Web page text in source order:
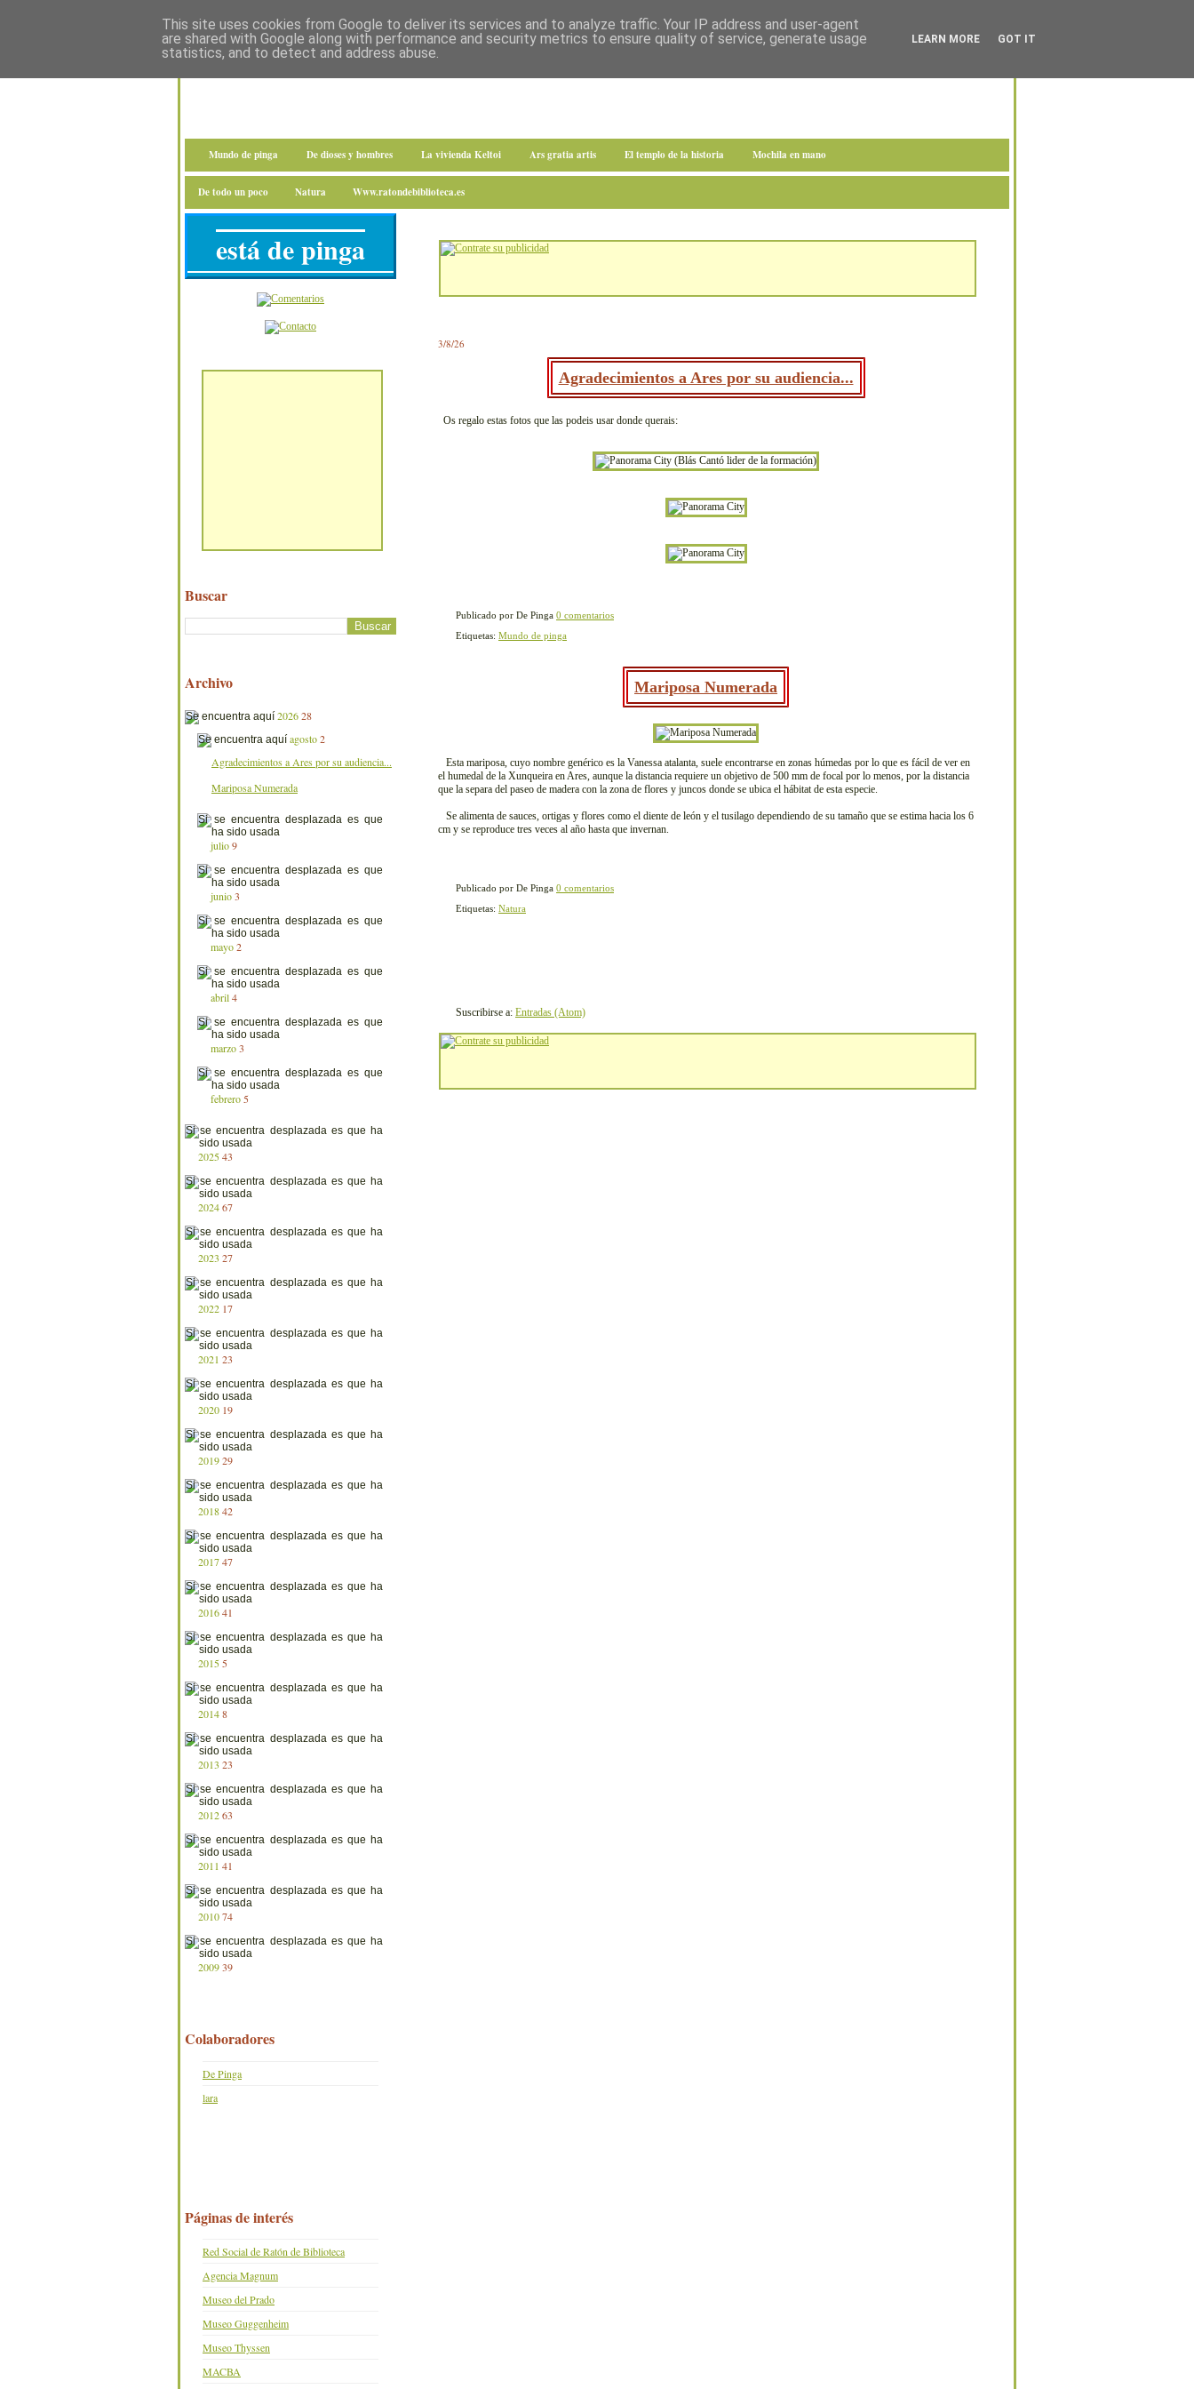
Mundo de pinga De dioses y hombres La vivienda Keltoi Ars gratia artis El templo de la historia Mochila en mano
De todo un poco Natura Www.ratondebiblioteca.es
3/8/26
Agradecimientos a Ares por su audiencia...
Os regalo estas fotos que las podeis usar donde querais:
Publicado por De Pinga 0 comentarios
Etiquetas: Mundo de pinga
Mariposa Numerada
Esta mariposa, cuyo nombre genérico es la Vanessa atalanta, suele encontrarse en zonas húmedas por lo que es fácil de ver en
el humedal de la Xunqueira en Ares, aunque la distancia requiere un objetivo de 500 mm de focal por lo menos, por la distancia
que la separa del paseo de madera con la zona de flores y juncos donde se ubica el hábitat de esta especie.
Se alimenta de sauces, ortigas y flores como el diente de león y el tusilago dependiendo de su tamaño que se estima hacia los 6
cm y se reproduce tres veces al año hasta que invernan.
Publicado por De Pinga 0 comentarios
Etiquetas: Natura
Suscribirse a: Entradas (Atom)
está de pinga
Buscar
Archivo
202628
agosto 2
Agradecimientos a Ares por su audiencia...
Mariposa Numerada
julio 9
junio 3
mayo 2
abril 4
marzo 3
febrero 5
202543
202467
2023 27
2022 17
2021 23
2020 19
201929
201842
201747
201641
2015 5
20148
2013 23
201263
2011 41
201074
200939
Colaboradores
De Pinga
lara
Páginas de interés
Red Social de Ratón de Biblioteca
Agencia Magnum
Museo del Prado
Museo Guggenheim
Museo Thyssen
MACBA
This site uses cookies from Google to deliver its services and to analyze traffic. Your IP address and user-agent
are shared with Google along with performance and security metrics to ensure quality of service, generate usage
statistics, and to detect and address abuse.
LEARN MORE GOT IT